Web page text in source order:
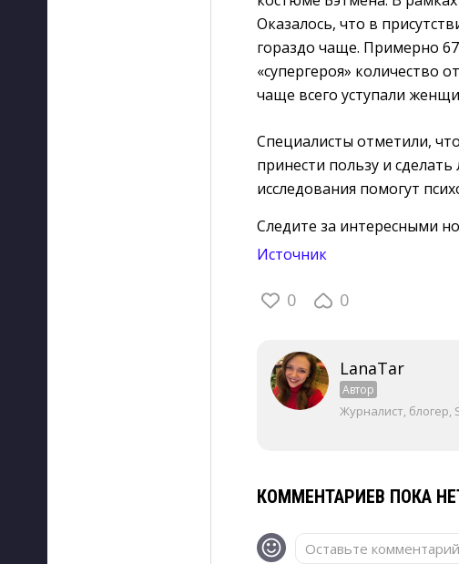
Оказалось, что в
гораздо чаще. Примерно
«супергероя» количество
чаще всего уступали
Специалисты отметили,
принести пользу и
исследования помогут
Следите за интересными
Источник
0 0
LanaTar
Автор
Журналист, блогер,
КОММЕНТАРИЕВ ПОКА
Оставьте